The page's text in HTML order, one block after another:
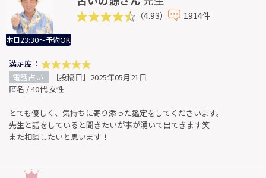
本日23:30～予約OK
（4.93） 1914件
満足度：
電話占い
［投稿日］2025年05月21日
匿名 / 40代 女性
とても優しく、気持ちに寄り添った鑑定をしてくださいます。
先生と話をしていると聞きたいが事が湧いて出てきます笑
また相談したいと思います！